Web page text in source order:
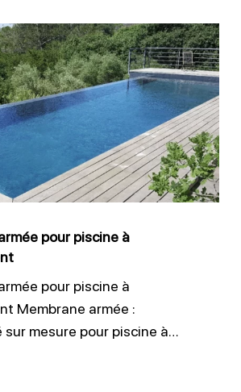
pour piscine à
pour piscine à
Membrane armée :
sur mesure pour piscine à…